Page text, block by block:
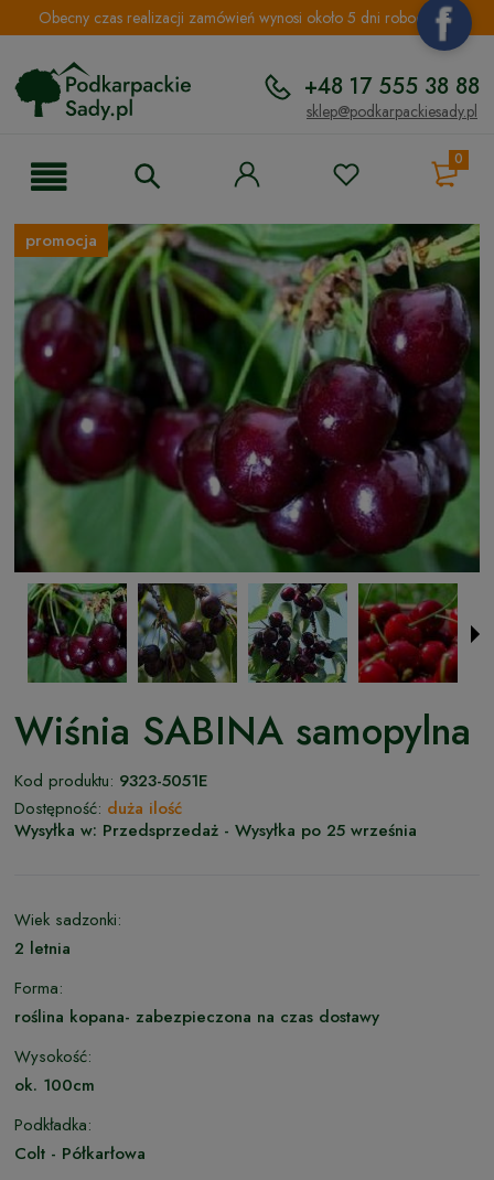
Obecny czas realizacji zamówień wynosi około 5 dni roboczych.
+48 17 555 38 88
sklep@podkarpackiesady.pl
0
promocja
Wiśnia SABINA samopylna
Kod produktu: 9323-5051E
Dostępność: duża ilość
Wysyłka w: Przedsprzedaż - Wysyłka po 25 września
Wiek sadzonki:
2 letnia
Forma:
roślina kopana- zabezpieczona na czas dostawy
Wysokość:
ok. 100cm
Podkładka:
Colt - Półkarłowa